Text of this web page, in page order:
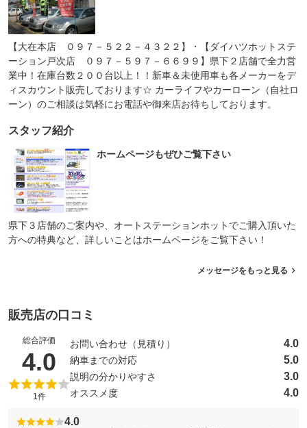
【大在本店 ０９７－５２２－４３２２】・【ダイハツホットステ
ーション戸次店 ０９７－５９７－６６９９】県下２店舗で全力営
業中！在庫台数２００台以上！！新車＆未使用車も各メーカーをデ
ィスカウント販売しております☆ カーライフやカーローン（自社ロ
ーン）のご相談は気軽にお電話や御来店お待ちしております。
スタッフ紹介
ホームページもぜひご覧下さい
県下３店舗のご案内や、オートステーションホットでご購入頂いた
方への特典など、詳しいことはホームページをご覧下さい！
メッセージをもっと見る
販売店の口コミ
総合評価
4.0 （5点満点中）
1件
お問い合わせ（見積り） 4.0
納車までの対応 5.0
説明の分かりやすさ 3.0
オススメ度 4.0
4.0